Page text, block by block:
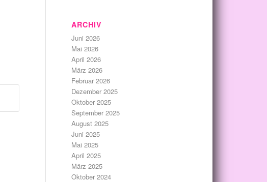
ARCHIV
Juni 2026
Mai 2026
April 2026
März 2026
Februar 2026
Dezember 2025
Oktober 2025
September 2025
August 2025
Juni 2025
Mai 2025
April 2025
März 2025
Oktober 2024